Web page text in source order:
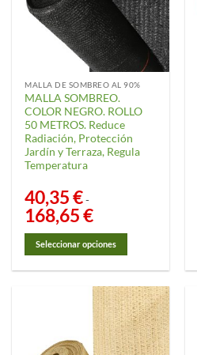
MALLA DE SOMBREO AL 90%
MALLA SOMBREO.
COLOR NEGRO. ROLLO
50 METROS. Reduce
Radiación, Protección
Jardín y Terraza, Regula
Temperatura
40,35€-
168,65€Rango
de
precios:
desde
40,35 €
168,65 €
Seleccionar opciones